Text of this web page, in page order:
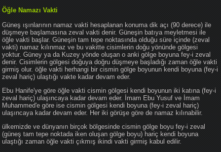
Öğle Namazı Vakti
Güneş ışınlarının namaz vakti hesaplanan konuma dik açı (90 derece) ile
düşmeye başlamasına zeval vakti denir. Güneşin batıya meyletmesi ile
öğle vakti başlar. Güneşin tam tepe noktasında olduğu süre içinde (zeval
vakti) namaz kılınmaz ve bu vakitte cisimlerin doğu yönünde gölgesi
yoktur. Güney ya da Kuzey yönde oluşan o anki gölge boyuna fey-i zeval
denir. Cisimlerin gölgesi doğuya doğru düşmeye başladığı zaman öğle vakti
girmiş olur. öğle vakti herhangi bir cismin gölge boyunun kendi boyuna (fey-i
zeval hariç) ulaştığı vakte kadar devam eder.
Ebu Hanife'ye göre öğle vakti cismin gölgesi kendi boyunun iki katına (fey-i
zeval hariç) ulaşıncaya kadar devam eder. İmam Ebu Yusuf ve İmam
Muhammed'e göre ise cismin gölgesi kendi boyuna (fey-i zeval hariç)
ulaşıncaya kadar devam eder. Her iki görüşe göre de namaz kılınabilir.
ülkemizde ve dünyanın birçok bölgesinde cismin gölge boyu fey-i zeval
(güneş tam tepe noktada iken oluşan gölge boyu) hariç kendi boyuna
ulaştığı zaman öğle vakti çıkmış ikindi vakti girmiş kabul edilir.